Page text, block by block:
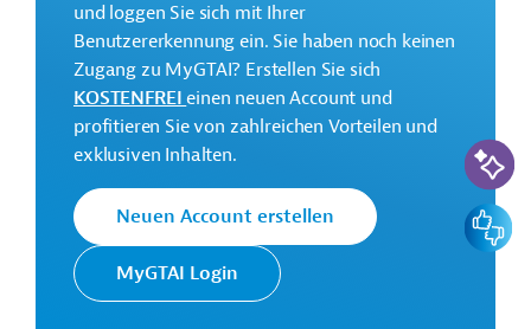
Geberbeitrag:
140 Millionen US-Dollar (Mittel)
Kontaktadresse
Asiatische
Die ADB ist die wichtigste
multilaterale
und loggen Sie sich mit Ihrer
Benutzererkennung ein. Sie haben noch keinen
Zugang zu MyGTAI? Erstellen Sie sich
KOSTENFREIeinen neuen Account und
profitieren Sie von zahlreichen Vorteilen und
exklusiven Inhalten.
Neuen Account erstellen
MyGTAI Login
KI-